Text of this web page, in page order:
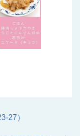
27）